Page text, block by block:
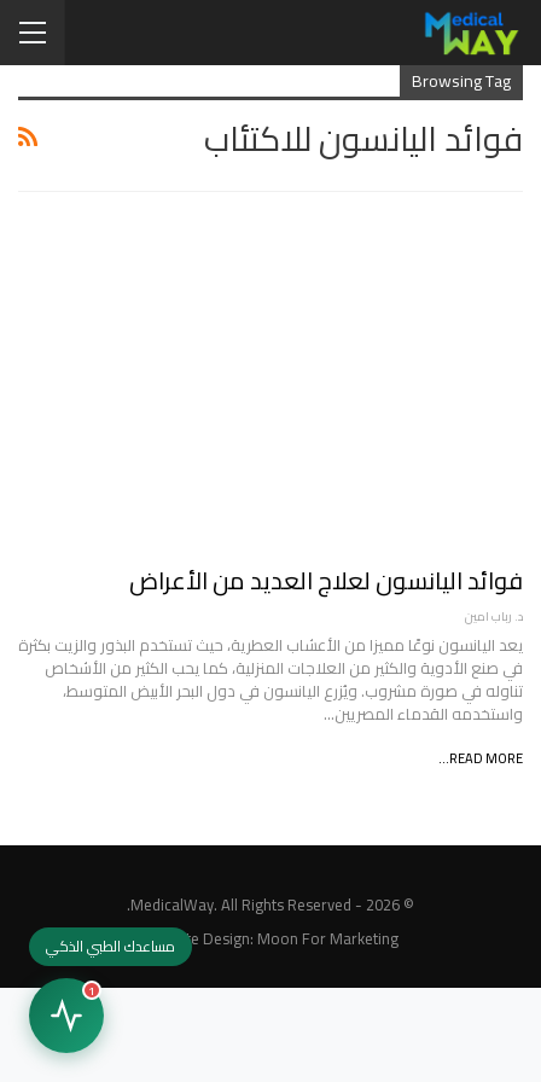
Browsing Tag
فوائد اليانسون للاكتئاب
فوائد اليانسون لعلاج العديد من الأعراض
د. رباب امين
يعد اليانسون نوعًا مميزا من الأعشاب العطرية، حيث تستخدم البذور والزيت بكثرة
في صنع الأدوية والكثير من العلاجات المنزلية، كما يحب الكثير من الأشخاص
تناوله في صورة مشروب. ويُزرع اليانسون في دول البحر الأبيض المتوسط،
واستخدمه القدماء المصريين…
READ MORE...
© 2026 - MedicalWay. All Rights Reserved.
Website Design: Moon For Marketing مساعدك الطبي الذكي
1